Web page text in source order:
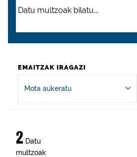
EMAITZAK IRAGAZI
Mota aukeratu
2 Datu
multzoak